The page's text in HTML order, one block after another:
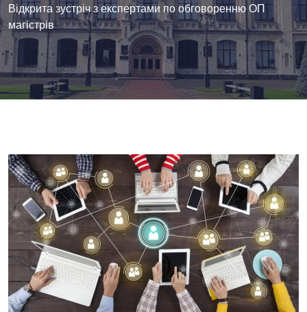
Відкрита зустріч з експертами по обговоренню ОП
магістрів